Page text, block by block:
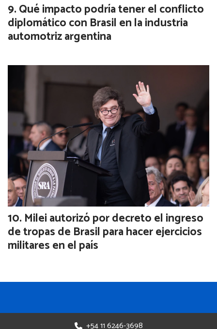
Qué impacto podría tener el conflicto
diplomático con Brasil en la industria
automotriz argentina
Milei autorizó por decreto el ingreso
de tropas de Brasil para hacer ejercicios
militares en el país
+54 11 6246-3698